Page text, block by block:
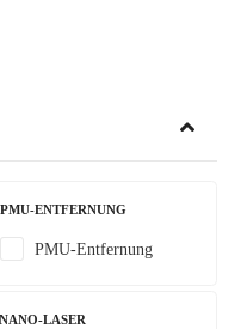
PMU-ENTFERNUNG
PMU-Entfernung
NANO-LASER